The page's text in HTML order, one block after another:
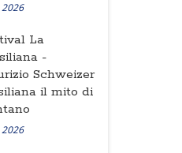
La
-
Schweizer
il mito di